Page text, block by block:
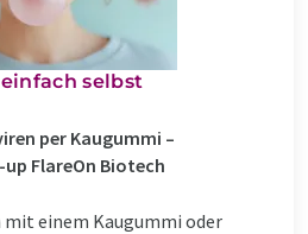
selbst
per Kaugummi –
FlareOn Biotech
mit einem Kaugummi oder